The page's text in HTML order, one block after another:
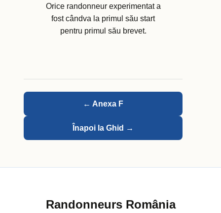
Orice randonneur experimentat a
fost cândva la primul său start
pentru primul său brevet.
← Anexa F
Înapoi la Ghid →
Randonneurs România